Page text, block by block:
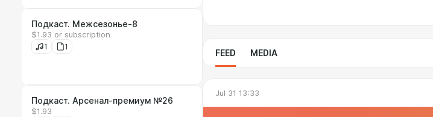
Подкаст. Межсезонье-8
$1.93 or subscription
1
1
Подкаст. Арсенал-премиум №26
$1.93
FEED MEDIA
Jul 31 13:33